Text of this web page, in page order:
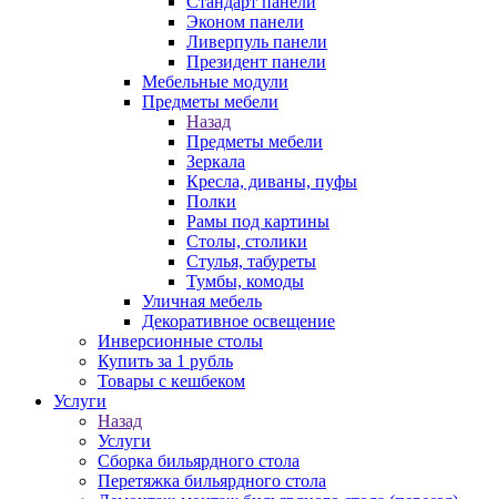
Эконом панели
Ливерпуль панели
Президент панели
Мебельные модули
Предметы мебели
Назад
Предметы мебели
Зеркала
Кресла, диваны, пуфы
Полки
Рамы под картины
Столы, столики
Стулья, табуреты
Тумбы, комоды
Уличная мебель
Декоративное освещение
Инверсионные столы
Купить за 1 рубль
Товары с кешбеком
Услуги
Назад
Услуги
Сборка бильярдного стола
Перетяжка бильярдного стола